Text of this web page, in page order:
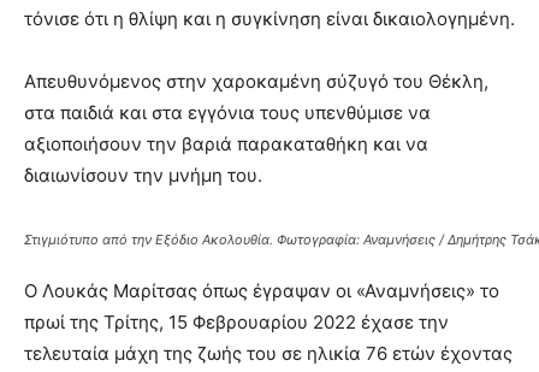
τόνισε ότι η θλίψη και η συγκίνηση είναι δικαιολογημένη.
Απευθυνόμενος στην χαροκαμένη σύζυγό του Θέκλη,
στα παιδιά και στα εγγόνια τους υπενθύμισε να
αξιοποιήσουν την βαριά παρακαταθήκη και να
διαιωνίσουν την μνήμη του.
Στιγμιότυπο από την Εξόδιο Ακολουθία. Φωτογραφία: Αναμνήσεις / Δημήτρης
Ο Λουκάς Μαρίτσας όπως έγραψαν οι «Αναμνήσεις» το
πρωί της Τρίτης, 15 Φεβρουαρίου 2022 έχασε την
τελευταία μάχη της ζωής του σε ηλικία 76 ετών έχοντας